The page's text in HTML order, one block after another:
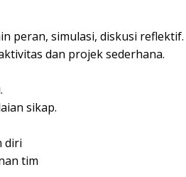
peran, simulasi, diskusi reflektif.
dan projek sederhana.
sikap.
diri
tim